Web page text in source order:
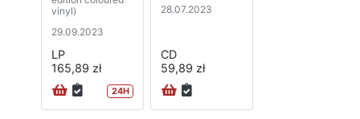
vinyl)
29.09.2023
LP
165,89 zł
24H
28.07.2023
CD
59,89 zł